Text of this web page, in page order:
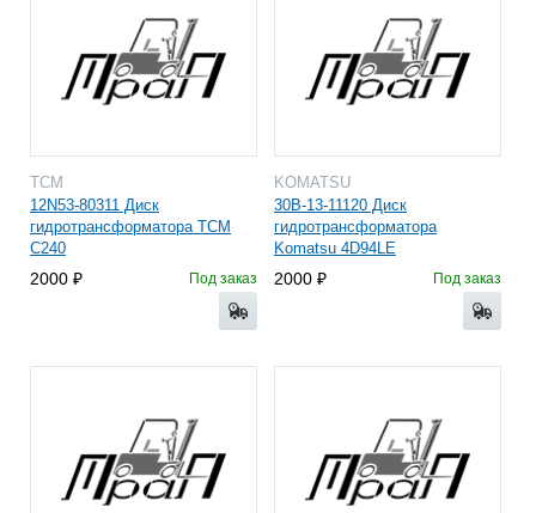
TCM
12N53-80311 Диск
гидротрансформатора TCM
C240
2000 Под заказ
KOMATSU
30B-13-11120 Диск
гидротрансформатора
Komatsu 4D94LE
2000 Под заказ